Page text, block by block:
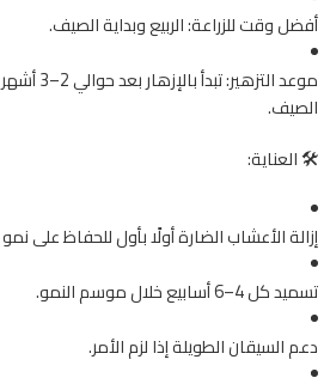
أفضل وقت للزراعة: الربيع وبداية الصيف.
موعد
الصيف.
🛠️ العناية:
إزالة الأعشاب الضارة أولًا بأول للحفاظ على
تسميد كل 4–6 أسابيع خلال موسم النمو.
دعم السيقان الطويلة إذا لزم الأمر.